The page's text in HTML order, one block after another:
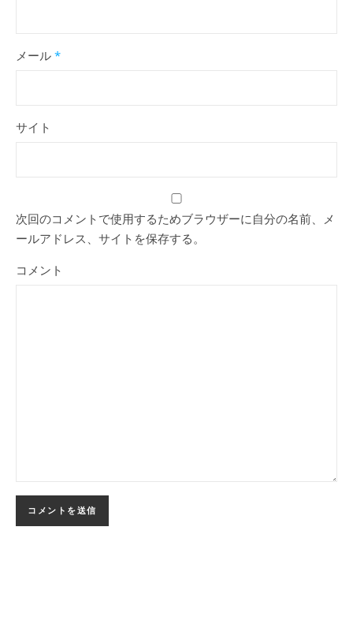
メール *
サイト
次回のコメントで使用するためブラウザーに自分の名前、メ
ールアドレス、サイトを保存する。
コメント